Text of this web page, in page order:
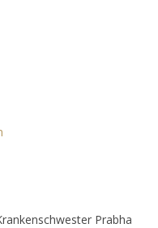
Prabha